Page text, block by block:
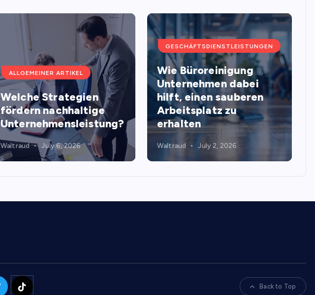
ALLGEMEINER ARTIKEL
Welche Strategien
fördern nachhaltige
Unternehmensleistung?
Waltraud July 6, 2026
GESCHÄFTSDIENSTLEISTUNGEN
Wie Büroreinigung
Unternehmen dabei
hilft, einen sauberen
Arbeitsplatz zu
erhalten
Waltraud July 2, 2026
Back to Top